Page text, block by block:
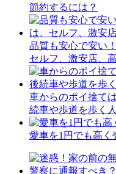
節約するには？
品質も安心で安い
セルフ、激安店、
車からのポイ捨て
続車や歩道を歩く
愛車を1円でも高く